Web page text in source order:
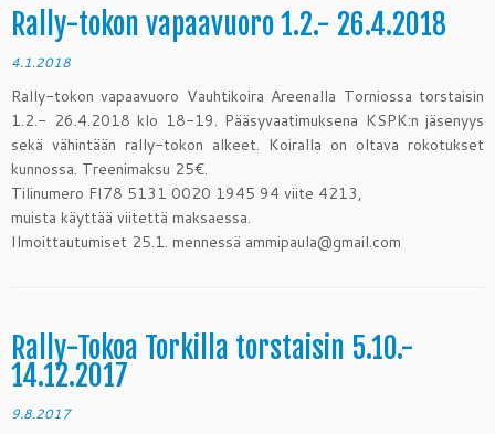
Rally-tokon vapaavuoro 1.2.- 26.4.2018
4.1.2018
Rally-tokon vapaavuoro Vauhtikoira Areenalla Torniossa torstaisin
1.2.- 26.4.2018 klo 18-19. Pääsyvaatimuksena KSPK:n jäsenyys
sekä vähintään rally-tokon alkeet. Koiralla on oltava rokotukset
kunnossa. Treenimaksu 25€.
Tilinumero FI78 5131 0020 1945 94 viite 4213,
muista käyttää viitettä maksaessa.
Ilmoittautumiset 25.1. mennessä ammipaula@gmail.com
Rally-Tokoa Torkilla torstaisin 5.10.-
14.12.2017
9.8.2017